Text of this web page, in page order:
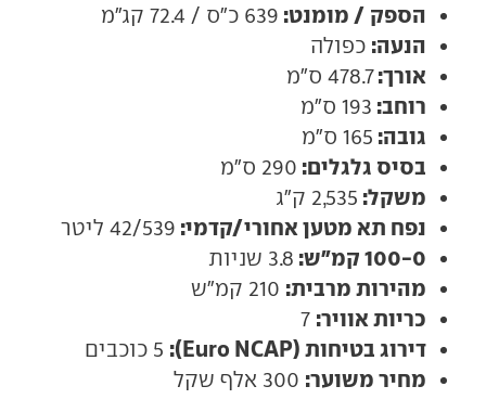
הספק / מומנט: 639 כ"ס / 72.4 קג"מ
הנעה: כפולה
אורך:478.7 ס"מ
רוחב: 193 ס"מ
גובה: 165 ס"מ
בסיס גלגלים: 290 ס"מ
משקל: 2,535 ק"ג
נפח תא מטען אחורי/קדמי: 42/539 ליטר
100-0 קמ"ש: 3.8 שניות
מהירות מרבית:
כריות אוויר:
דירוג בטיחות (Euro NCAP):
מחיר משוער: